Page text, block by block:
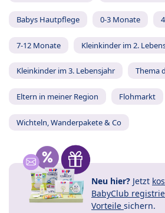
Babys Hautpflege 0-3 Monate
7-12 Monate Kleinkinder im 2.
Kleinkinder im 3. Lebensjahr Thema
Eltern in meiner Region Flohmarkt
Wichteln, Wanderpakete & Co
Neu hier? Jetzt
BabyClub
Vorteile sichern.